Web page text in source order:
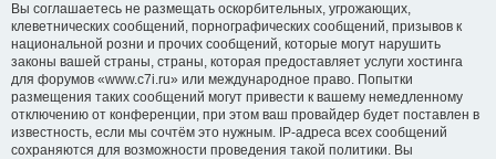
Вы соглашаетесь не размещать оскорбительных, угрожающих,
клеветнических сообщений, порнографических сообщений, призывов к
национальной розни и прочих сообщений, которые могут нарушить
законы вашей страны, страны, которая предоставляет услуги хостинга
для форумов «www.c7i.ru» или международное право. Попытки
размещения таких сообщений могут привести к вашему немедленному
отключению от конференции, при этом ваш провайдер будет поставлен в
известность, если мы сочтём это нужным. IP-адреса всех сообщений
сохраняются для возможности проведения такой политики. Вы